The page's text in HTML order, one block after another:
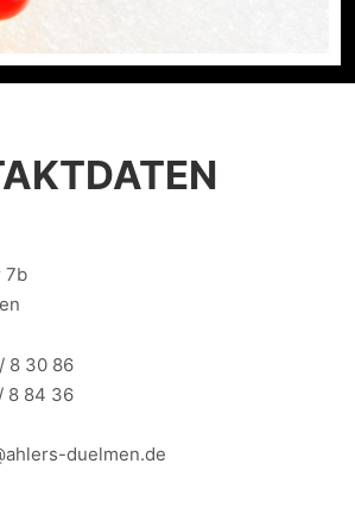
7b
8 30 86
8 84 36
duelmen.de